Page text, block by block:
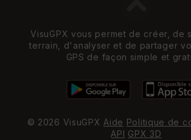
VisuGPX vous permet de créer, de
terrain, d'analyser et de partager
GPS de façon simple et
© 2026 VisuGPX Aide Politique de
API GPX 3D